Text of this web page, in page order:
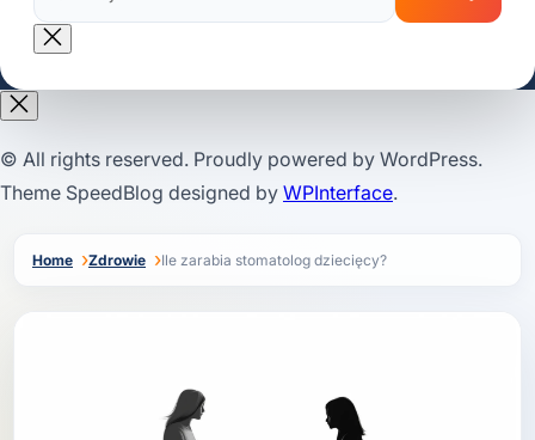
Close
search
© All rights reserved. Proudly powered by WordPress.
Theme SpeedBlog designed by WPInterface.
Home Zdrowie Ile zarabia stomatolog dziecięcy?